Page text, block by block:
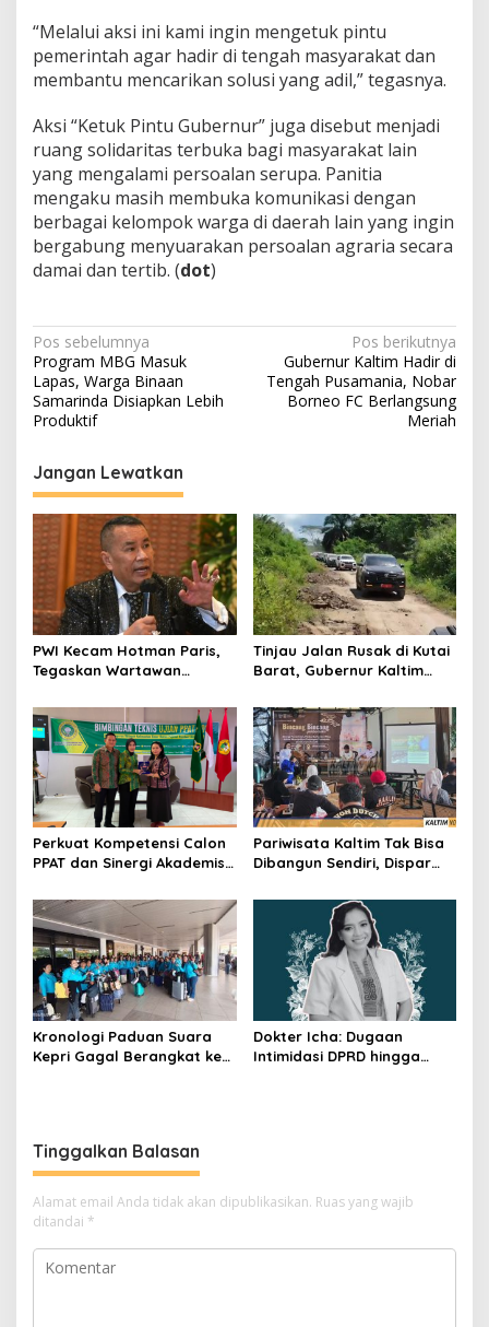
“Melalui aksi ini kami ingin mengetuk pintu
pemerintah agar hadir di tengah masyarakat dan
membantu mencarikan solusi yang adil,” tegasnya.
Aksi “Ketuk Pintu Gubernur” juga disebut menjadi
ruang solidaritas terbuka bagi masyarakat lain
yang mengalami persoalan serupa. Panitia
mengaku masih membuka komunikasi dengan
berbagai kelompok warga di daerah lain yang ingin
bergabung menyuarakan persoalan agraria secara
damai dan tertib. (dot)
Navigasi
pos
Pos sebelumnya
Program MBG Masuk
Lapas, Warga Binaan
Samarinda Disiapkan Lebih
Produktif
Pos berikutnya
Gubernur Kaltim Hadir di
Tengah Pusamania, Nobar
Borneo FC Berlangsung
Meriah
Jangan Lewatkan
PWI Kecam Hotman Paris,
Tegaskan Wartawan
Tinjau Jalan Rusak di Kutai
Barat, Gubernur Kaltim
Kilometer
Perkuat Kompetensi Calon
PPAT dan Sinergi Akademis,
Bimtek Ujian PPAT 2026
Pariwisata Kaltim Tak Bisa
Dibangun Sendiri, Dispar
Berkolaborasi
Kronologi Paduan Suara
Kepri Gagal Berangkat ke
Dokter Icha: Dugaan
Intimidasi DPRD hingga
Tinggalkan Balasan
Alamat email Anda tidak akan dipublikasikan. Ruas yang wajib
ditandai *